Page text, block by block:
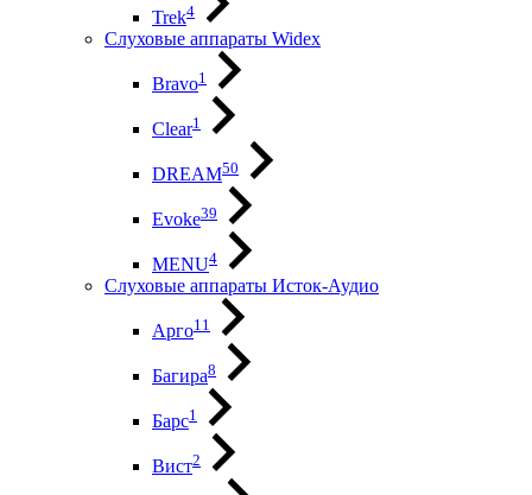
Trek4
Слуховые аппараты Widex
Bravo1
Clear1
DREAM50
Evoke39
MENU4
Слуховые аппараты Исток-Аудио
Арго11
Багира8
Барс1
Вист2